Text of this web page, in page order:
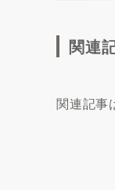
関連
関連記事